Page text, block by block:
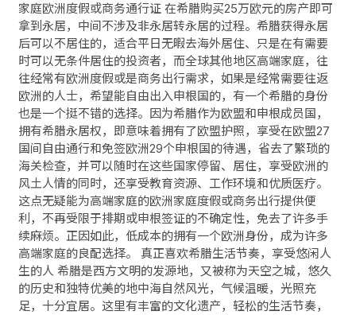
家庭欧洲度假或商务通行证 在希腊购买25万欧元的房产即可
拿到永居，中间不涉及非永居转永居的过程。希腊获得永居
后可以不居住的，适合平日无暇去海外居住、只是在有需要
时可以无条件居住的投资者，而全球其他地区高端家庭，往
往经常有欧洲度假或是商务出行需求，如果是经常需要往返
欧洲的人士，希望能自由出入申根国的，有一个希腊的身份
也是一个挺不错的选择。因为希腊作为欧盟和申根成员国，
拥有希腊永居权，即意味着拥有了欧盟护照，享受在欧盟27
国间自由通行和免签欧洲29个申根国的待遇，省去了繁琐的
海关检查，并可以随时在这些国家停留、居住，享受欧洲的
风土人情的同时，还享受教育资源、工作环境和优质医疗。
这点无疑能为高端家庭的欧洲家庭度假或商务出行提供便
利，不再受限于排期或申根签证的不确定性，免去了许多手
续麻烦。正因如此，低成本的拥有一个欧洲身份，成为许多
高端家庭的良配选择。 真正喜欢希腊生活节奏，享受悠闲人
生的人 希腊是西方文明的发源地，又被称为天空之城，悠久
的历史和独特优美的地中海自然风光，气候温暖，光照充
足，十分宜居。这里有丰富的文化遗产，轻松的生活节奏，